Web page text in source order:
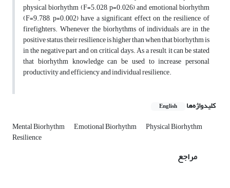
physical biorhythm (F=5.028, p=0.026) and emotional biorhythm
(F=9.788, p=0.002) have a significant effect on the resilience of
firefighters. Whenever the biorhythms of individuals are in the
positive status, their resilience is higher than when that biorhythm is
in the negative part and on critical days. As a result, it can be stated
that biorhythm knowledge can be used to increase personal
productivity and efficiency and individual resilience.
کلیدواژه‌ها English
Mental Biorhythm Emotional Biorhythm Physical Biorhythm
Resilience
مراجع